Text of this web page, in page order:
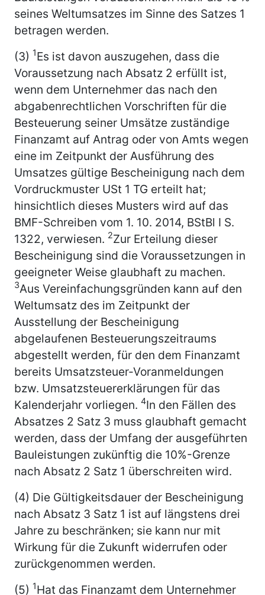
seines Weltumsatzes im Sinne des Satzes 1
betragen werden.
(3) 1Es ist davon auszugehen, dass die
Voraussetzung nach Absatz 2 erfüllt ist,
wenn dem Unternehmer das nach den
abgabenrechtlichen Vorschriften für die
Besteuerung seiner Umsätze zuständige
Finanzamt auf Antrag oder von Amts wegen
eine im Zeitpunkt der Ausführung des
Umsatzes gültige Bescheinigung nach dem
Vordruckmuster USt 1 TG erteilt hat;
hinsichtlich dieses Musters wird auf das
BMF-Schreiben vom 1. 10. 2014, BStBl I S.
1322, verwiesen. 2Zur Erteilung dieser
Bescheinigung sind die Voraussetzungen in
geeigneter Weise glaubhaft zu machen.
3Aus Vereinfachungsgründen kann auf den
Weltumsatz des im Zeitpunkt der
Ausstellung der Bescheinigung
abgelaufenen Besteuerungszeitraums
abgestellt werden, für den dem Finanzamt
bereits Umsatzsteuer-Voranmeldungen
bzw. Umsatzsteuererklärungen für das
Kalenderjahr vorliegen. 4In den Fällen des
Absatzes 2 Satz 3 muss glaubhaft gemacht
werden, dass der Umfang der ausgeführten
Bauleistungen zukünftig die 10%-Grenze
nach Absatz 2 Satz 1 überschreiten wird.
(4) Die Gültigkeitsdauer der Bescheinigung
nach Absatz 3 Satz 1 ist auf längstens drei
Jahre zu beschränken; sie kann nur mit
Wirkung für die Zukunft widerrufen oder
zurückgenommen werden.
(5) 1Hat das Finanzamt dem Unternehmer